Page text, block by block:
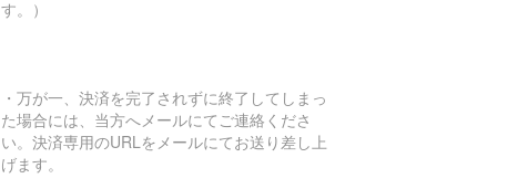
す。）
・万が一、決済を完了されずに終了してしまっ
た場合には、当方へメールにてご連絡くださ
い。決済専用のURLをメールにてお送り差し上
げます。